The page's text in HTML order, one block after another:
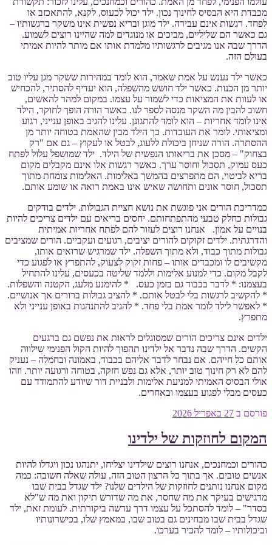
מכבדת היא הבסיס לחינוך נכון. ילד יכול לכעוס, לקנא, להתאכזב או
לפחד. רגשות אינם עבירה. ילד מוגן ובריא נפשית אינו משקר ברגשותיו –
גם כאשר הם שליליים, מביכים או מנוגדים למה שהיינו רוצים לשמוע.
הדרך שבה אנו מגיבים לרגשותיו מלמדת אותו אם מותר להיות אמיתי
בעולם הזה.
כאשר ילד נענש על אמת שאמר, הוא לומד במהירות ששקר מגן עליו טוב
יותר מן הכנות. כאשר ילד חושש מהשפלה, הוא יעדיף להסתיר, להכחיש
או לעוות את המציאות כדי לשמור על עצמו. במקום למהר להאשים,
חשוב להבין מה השקר מנסה לספר לנו. כאשר הורה הופך לחוקר, הילד
אינו לומד אחריות – הוא לומד להתגונן. עלינו להגיב באופן ענייני, רגוע
ומציאותי. לומר את העובדות. כך הילד מבין שהאמת בטוחה יותר מן
ההסתרה. הורה שניחן ביכולת ללעוג, לבטל או לעקוץ – גם אם "רק
בצחוק" – מסכן את בריאותו הנפשית של הילד. ילד שמושפל עלול לפתח
כעס עמוק, תסכול וחוסר ערך. כאשר רגשות אלו אינם מקבלים מקום
בריא לביטוי, הם מתפרצים בהמשך באלימות. האלימות צומחת מתוך
תסכול, חוסר אונים ותחושה שאיש אינו באמת רואה או שומע אותם.
כמדריכת הורים אני פוגשת את נושא חציית הגבולות. ילדים בודקים
גבולות כחלק טבעי מהתפתחותם. יחסים בריאים עם ילדים צריכים להיות
בנויים על אמון. אנחנו רוצים לעזור להם לפתח אחריות אמיתית
והדרגתית. ילדים זקוקים להורים יציבים, רגועים ועקביים. הורים שמציבים
גבולות מתוך כבוד, ולא מתוך השפלה. ילד שמרגיש שרואים אותו,
מקשיבים לו ומכבדים אותו – פחות זקוק לצעוק, להתפרץ או לפגוע כדי
לקבל מקום. כדי למנוע אלימות וללמד שליטה בכעסים, עלינו להתחיל
בעצמנו: * לדבר בכבוד גם בזמן כעס. * להימנע מלעג, הקטנה והשפלות.
* להקשיב לרגשות בלי לבטל אותם. * להציב גבולות ברורים אך אנושיים.
* לאפשר לילד לומר אמת בלי פחד. * להגיב להתנהגות באופן ענייני ולא
מתפרץ.
ילדים אינם צריכים הורים שמסוגלים לראות את נפשם גם ברגעים
הקשים. הדרך שבה נדבר אל ילדינו תהפוך להיות הקול הפנימי שילווה
אותם כל חייהם. אם נבחר לדבר אליהם בכבוד, באמונה ובחמלה – נעניק
להם לא רק חינוך טוב יותר, אלא גם נפש חזקה, בטוחה ורגועה יותר. וזהו
אולי הבסיס האמיתי למניעת אלימות ולבניית דור שיודע להתמודד עם
כעסים מבלי לפגוע בעצמו ובאחרים.
פורסם ב 27 באפריל 2026
המקום לחוזקות של ילדינו
כהורים וכמחנכים, אנחנו רוצים שילדינו יצליחו, יתנהגו נכון ויגדלו להיות
אנשים טובים. אך בתוך כל הרצון הטוב הזה, עולה שאלה חשובה: כמה
מקום אנחנו נותנים לחוזקות של הילדים שלנו? ילד שגדל בבית שבו
מדגישים בעיקר את מה שחסר, את מה שדורש תיקון ואת מה ש"לא
בסדר" – לומד להסתכל על עצמו דרך עדשה ביקורתית. לעומת זאת, ילד
שגדל בבית שבו מבחינים גם בטוב שבו, במאמץ שלו, בכישרונותיו
וביכולותיו – לומד להכיר בערכו.